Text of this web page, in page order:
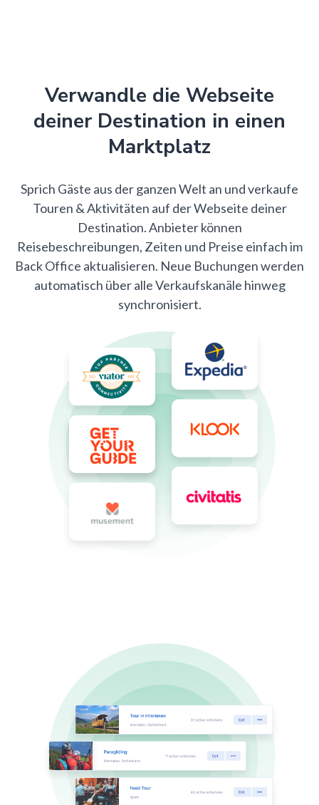
Verwandle die Webseite
deiner Destination in einen
Marktplatz
Sprich Gäste aus der ganzen Welt an und verkaufe
Touren & Aktivitäten auf der Webseite deiner
Destination. Anbieter können
Reisebeschreibungen, Zeiten und Preise einfach im
Back Office aktualisieren. Neue Buchungen werden
automatisch über alle Verkaufskanäle hinweg
synchronisiert.